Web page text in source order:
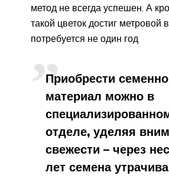
метод не всегда успешен. А
такой цветок достиг метровой
потребуется не один год
Приобрести
материал можно в
отделе, уделяя
свежести – через
лет семена